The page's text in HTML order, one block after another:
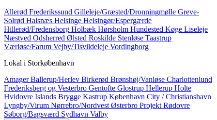
Allerød Frederikssund Gilleleje/Græsted/Dronningmølle Greve-
Solrød Halsnæs Helsinge Helsingør/Espergærde
Hillerød/Fredensborg Holbæk Hørsholm Hundested Køge Liseleje
Næstved Odsherred Ølsted Roskilde Stenløse Taastrup
Værløse/Farum Vejby/Tisvildeleje Vordingborg
Lokal i Storkøbenhavn
AmagerBallerup/Herlev Birkerød Brønshøj/Vanløse Charlottenlund
Frederiksberg og Vesterbro Gentofte Glostrup Hellerup Holte
Hvidovre Islands Brygge Kastrup København City / Christianshavn
Lyngby/Virum Nørrebro/Nordvest Østerbro Projekt Rødovre
Søborg/Bagsværd Sydhavn Valby